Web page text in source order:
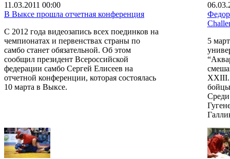
11.03.2011 00:00
В Выксе прошла отчетная конференция
С 2012 года видеозапись всех поединков на
чемпионатах и первенствах страны по
самбо станет обязательной. Об этом
сообщил президент Всероссийской
федерации самбо Сергей Елисеев на
отчетной конференции, которая состоялась
10 марта в Выксе.
5
XXIII.